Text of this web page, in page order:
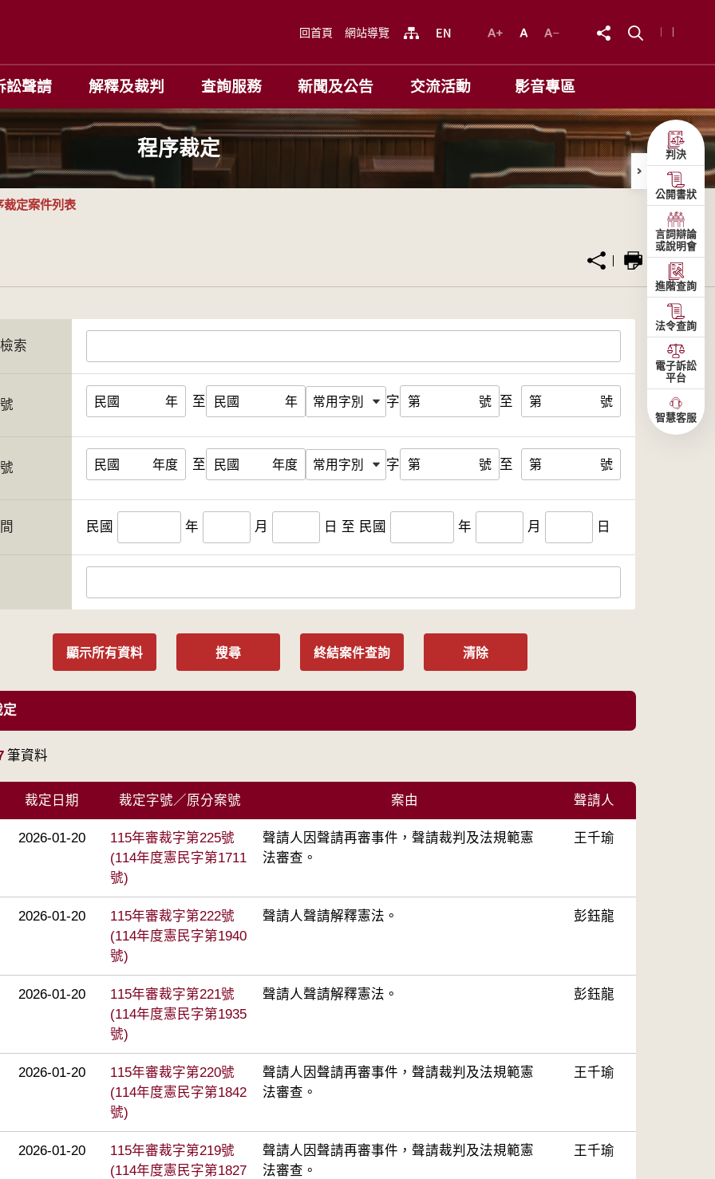
回首頁 網站導覽
訟聲請 解釋及裁判 查詢服務 新聞及公告 交流活動 影音專區
程序裁定
裁定案件列表
索
民國 年 至 民國 年 字 第 號 至 第 號
民國 年度 至 民國 年度 字 第 號 至 第 號
民國 年 月 日 至 民國 年 月 日
顯示所有資料 搜尋 終結案件查詢 清除
定
筆資料
裁定日期 裁定字號／原分案號 案由 聲請人
2026-01-20
115年審裁字第225號
(114年度憲民字第1711
號)
聲請人因聲請再審事件，聲請裁判及法規範憲
法審查。
王千瑜
2026-01-20
115年審裁字第222號
(114年度憲民字第1940
號)
聲請人聲請解釋憲法。 彭鈺龍
2026-01-20
115年審裁字第221號
(114年度憲民字第1935
號)
聲請人聲請解釋憲法。 彭鈺龍
2026-01-20
115年審裁字第220號
(114年度憲民字第1842
號)
聲請人因聲請再審事件，聲請裁判及法規範憲
法審查。
王千瑜
2026-01-20
115年審裁字第219號
(114年度憲民字第1827
聲請人因聲請再審事件，聲請裁判及法規範憲
法審查。
王千瑜
判決
公開書狀
言詞辯論
或說明會
進階查詢
法令查詢
電子訴訟
平台
智慧客服